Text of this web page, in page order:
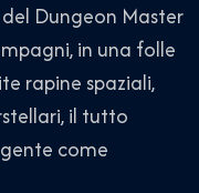
Dungeon Master
in una folle
rapine spaziali,
il tutto
come